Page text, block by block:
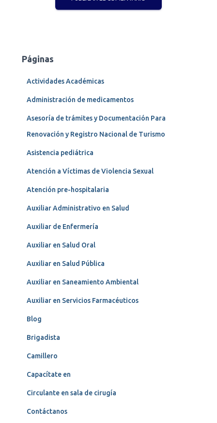
Páginas
Actividades Académicas
Administración de medicamentos
Asesoría de trámites y Documentación Para
Renovación y Registro Nacional de Turismo
Asistencia pediátrica
Atención a Víctimas de Violencia Sexual
Atención pre-hospitalaria
Auxiliar Administrativo en Salud
Auxiliar de Enfermería
Auxiliar en Salud Oral
Auxiliar en Salud Pública
Auxiliar en Saneamiento Ambiental
Auxiliar en Servicios Farmacéuticos
Blog
Brigadista
Camillero
Capacítate en
Circulante en sala de cirugía
Contáctanos